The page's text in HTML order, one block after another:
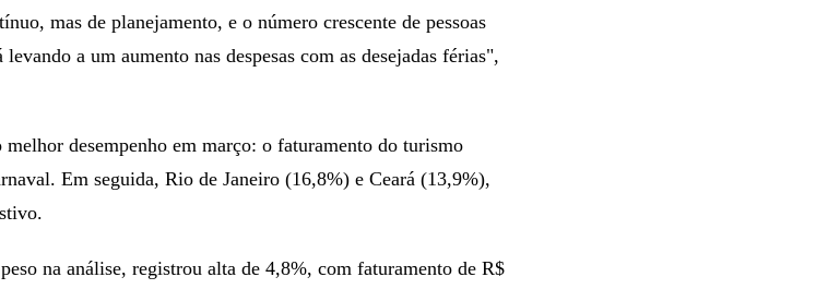
mas de planejamento, e o número crescente de pessoas
a um aumento nas despesas com as desejadas férias",
desempenho em março: o faturamento do turismo
Em seguida, Rio de Janeiro (16,8%) e Ceará (13,9%),
na análise, registrou alta de 4,8%, com faturamento de R$